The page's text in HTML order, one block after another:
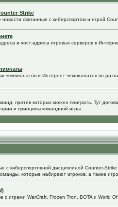
Strike
связанные с киберспортом и игрой
и хост-адреса игровых серверов в
чемпионатов и Интернет-чемпионатов по
против которых можно поиграть. Тут
и принципы командной игры.
с киберспортивной дисциплиной Counter-Strike
которые набирают игроков, а также
с играми WarCraft, Frozen Tron, DOTA и World